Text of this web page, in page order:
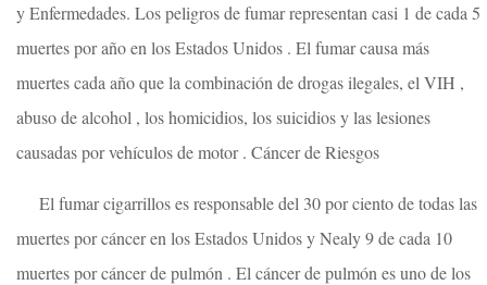
y Enfermedades. Los peligros de fumar representan casi 1 de cada 5
muertes por año en los Estados Unidos . El fumar causa más
muertes cada año que la combinación de drogas ilegales, el VIH ,
abuso de alcohol , los homicidios, los suicidios y las lesiones
causadas por vehículos de motor . Cáncer de Riesgos
El fumar cigarrillos es responsable del 30 por ciento de todas las
muertes por cáncer en los Estados Unidos y Nealy 9 de cada 10
muertes por cáncer de pulmón . El cáncer de pulmón es uno de los